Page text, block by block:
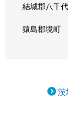
結城郡八千
猿島郡境町